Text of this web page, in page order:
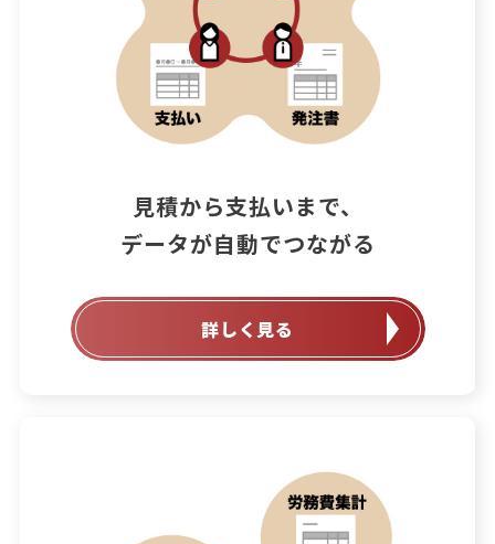
見積から支払いまで、
データが自動でつながる
詳しく見る